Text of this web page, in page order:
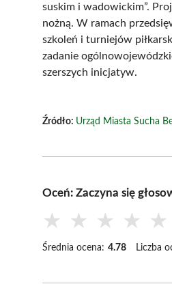
suskim i wadowickim”.
nożną. W ramach
szkoleń i turniejów
zadanie
szerszych inicjatyw.
Źródło: Urząd Miasta Sucha
Oceń: Zaczyna się
★ ★ ★ ★ ★
Średnia ocena: 4.78 Liczba